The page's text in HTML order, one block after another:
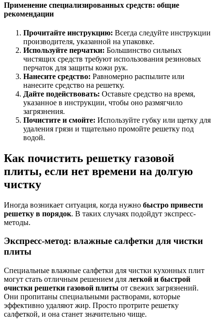
Применение специализированных средств: общие
рекомендации
Прочитайте инструкцию: Всегда следуйте инструкции
производителя, указанной на упаковке.
Используйте перчатки: Большинство сильных
чистящих средств требуют использования резиновых
перчаток для защиты кожи рук.
Нанесите средство: Равномерно распылите или
нанесите средство на решетку.
Дайте подействовать: Оставьте средство на время,
указанное в инструкции, чтобы оно размягчило
загрязнения.
Почистите и смойте: Используйте губку или щетку для
удаления грязи и тщательно промойте решетку под
водой.
Как почистить решетку газовой
плиты, если нет времени на долгую
чистку
Иногда возникает ситуация, когда нужно быстро привести
решетку в порядок. В таких случаях подойдут экспресс-
методы.
Экспресс-метод: влажные салфетки для чистки
плиты
Специальные влажные салфетки для чистки кухонных плит
могут стать отличным решением для легкой и быстрой
очистки решетки газовой плиты от свежих загрязнений.
Они пропитаны специальными растворами, которые
эффективно удаляют жир. Просто протрите решетку
салфеткой, и она станет значительно чище.